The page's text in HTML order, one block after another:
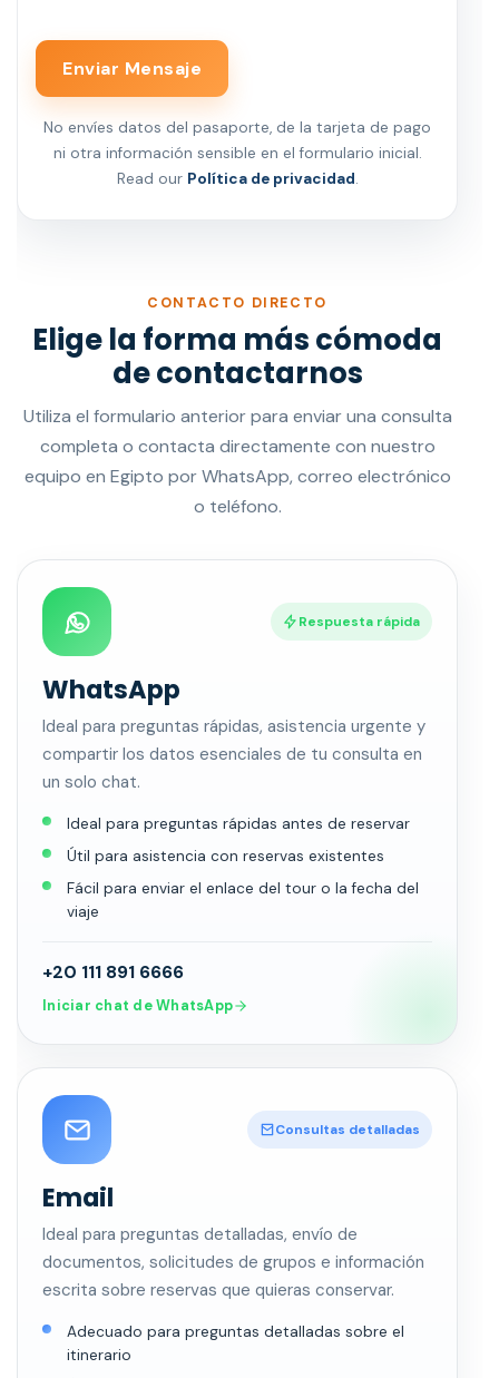
Enviar Mensaje
No envíes datos del pasaporte, de la tarjeta de pago
ni otra información sensible en el formulario inicial.
Read our Política de privacidad.
CONTACTO DIRECTO
Elige la forma más cómoda
de contactarnos
Utiliza el formulario anterior para enviar una consulta
completa o contacta directamente con nuestro
equipo en Egipto por WhatsApp, correo electrónico
o teléfono.
Respuesta rápida
WhatsApp
Ideal para preguntas rápidas, asistencia urgente y
compartir los datos esenciales de tu consulta en
un solo chat.
Ideal para preguntas rápidas antes de reservar
Útil para asistencia con reservas existentes
Fácil para enviar el enlace del tour o la fecha del
viaje
+20 111 891 6666
Iniciar chat de WhatsApp
Consultas detalladas
Email
Ideal para preguntas detalladas, envío de
documentos, solicitudes de grupos e información
escrita sobre reservas que quieras conservar.
Adecuado para preguntas detalladas sobre el
itinerario